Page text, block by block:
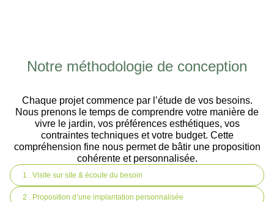
Notre méthodologie de conception
Chaque projet commence par l’étude de vos besoins.
Nous prenons le temps de comprendre votre manière de
vivre le jardin, vos préférences esthétiques, vos
contraintes techniques et votre budget. Cette
compréhension fine nous permet de bâtir une proposition
cohérente et personnalisée.
1 . Visite sur site & écoute du besoin
2 . Proposition d’une implantation personnalisée